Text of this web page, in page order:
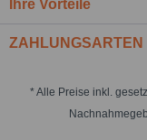
Ihre Vorteile
ZAHLUNGSARTEN
* Alle Preise inkl.